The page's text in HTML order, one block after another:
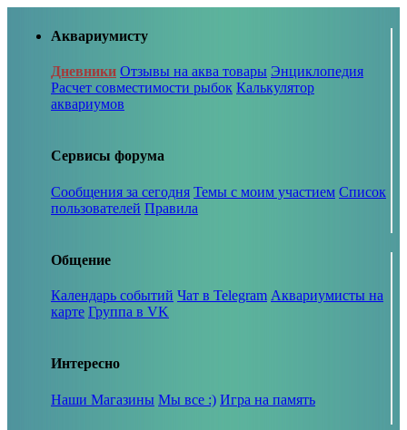
Аквариумисту
Дневники Отзывы на аква товары Энциклопедия
Расчет совместимости рыбок Калькулятор
аквариумов
Сервисы форума
Сообщения за сегодня Темы с моим участием Список
пользователей Правила
Общение
Календарь событий Чат в Telegram Аквариумисты на
карте Группа в VK
Интересно
Наши Магазины Мы все :) Игра на память